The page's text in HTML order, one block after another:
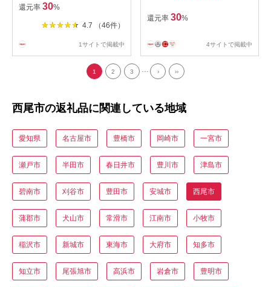
還元率 30%
4.7 （46件）
1サイトで掲載中
還元率 30%
4サイトで掲載中
1 2 3 › ››
西尾市の返礼品に関連している地域
愛知県 名古屋市 豊橋市 岡崎市 一宮市
瀬戸市 半田市 春日井市 豊川市 津島市
碧南市 刈谷市 豊田市 安城市 西尾市
蒲郡市 犬山市 常滑市 江南市 小牧市
稲沢市 新城市 東海市 大府市 知多市
知立市 尾張旭市 高浜市 岩倉市 豊明市